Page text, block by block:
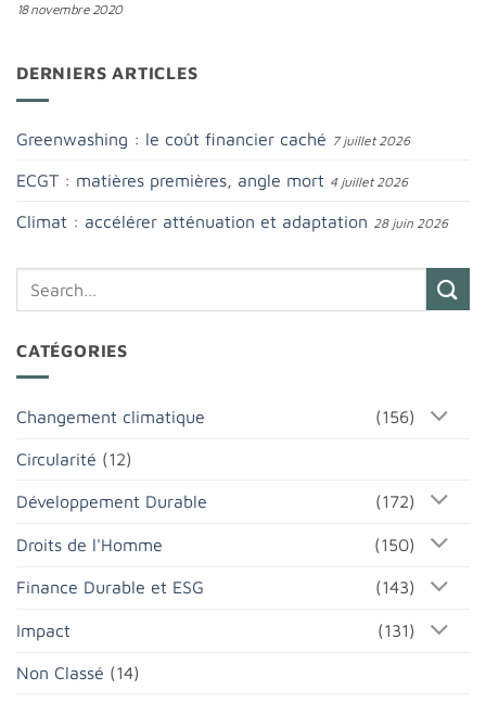
18 novembre 2020
DERNIERS ARTICLES
Greenwashing : le coût financier caché 7 juillet 2026
ECGT : matières premières, angle mort 4 juillet 2026
Climat : accélérer atténuation et adaptation 28 juin 2026
CATÉGORIES
Changement climatique (156)
Circularité (12)
Développement Durable (172)
Droits de l'Homme (150)
Finance Durable et ESG (143)
Impact (131)
Non Classé (14)